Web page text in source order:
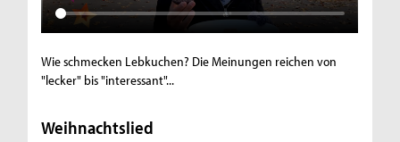
Wie schmecken Lebkuchen? Die Meinungen reichen von
"lecker" bis "interessant"...
Weihnachtslied